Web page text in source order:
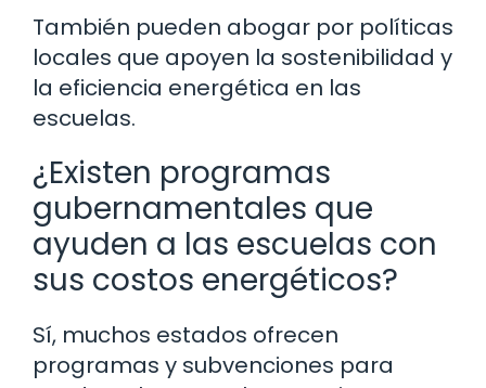
También pueden abogar por políticas
locales que apoyen la sostenibilidad y
la eficiencia energética en las
escuelas.
¿Existen programas
gubernamentales que
ayuden a las escuelas con
sus costos energéticos?
Sí, muchos estados ofrecen
programas y subvenciones para